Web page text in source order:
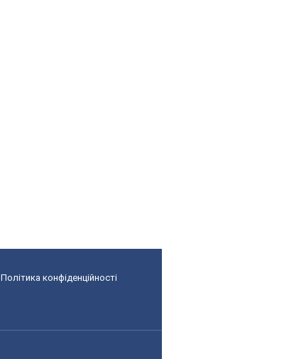
Політика конфіденційності